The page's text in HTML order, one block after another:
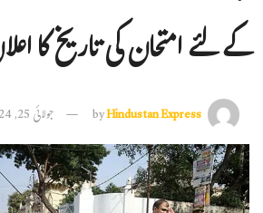
کےلئے امتحان کی تاریخ کا
byHindustan Express جولائی 25, 2024